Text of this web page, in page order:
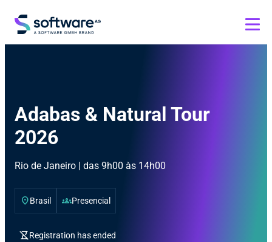
Adabas & Natural Tour
2026
Rio de Janeiro | das 9h00 às 14h00
location_onBrasil groupsPresencial
hourglass_disabledRegistration has ended